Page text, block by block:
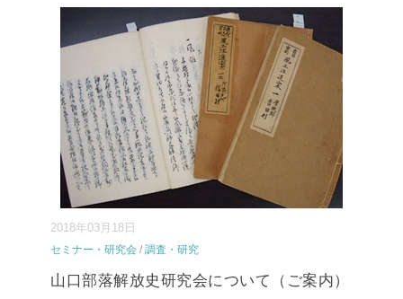
2018年03月18日
セミナー・研究会 / 調査・研究
山口部落解放史研究会について（ご案内）